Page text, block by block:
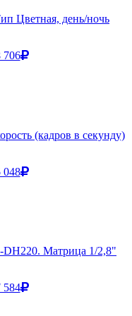
Цветная, день/ночь
706
(кадров в секунду)
048
DH220. Матрица 1/2,8"
584